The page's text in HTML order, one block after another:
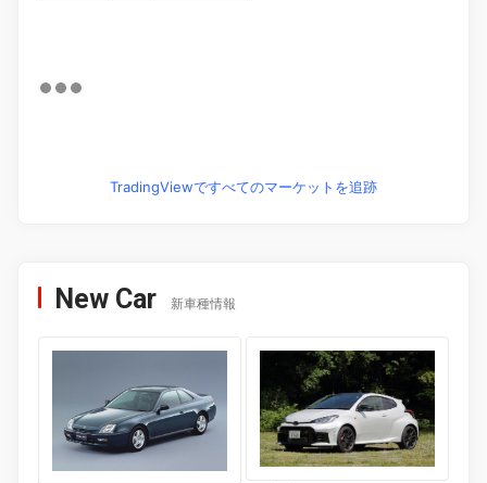
TradingViewですべてのマーケットを追跡
New Car 新車種情報